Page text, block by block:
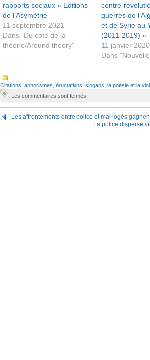
rapports sociaux » Editions
de l’Asymétrie
11 septembre 2021
Dans "Du coté de la
théorie/Around theory"
contre-
guerres de
et de Syrie au
(2011-2019) »
11 janvier 2020
Dans
Citations, aphorismes, éructations, slogans: la poésie et la
Les commentaires sont fermés.
Les affrontements entre police et mal logés
La police disperse